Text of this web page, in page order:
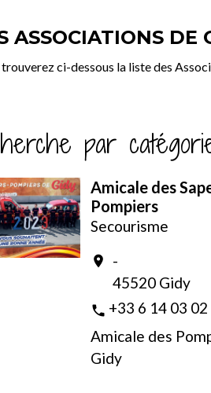
ASSOCIATIONS DE
ci-dessous la liste des
par
Amicale des
Pompiers
Secourisme
location_on
-
45520 Gidy
phone +33 6 14 03 02
Amicale des
Gidy